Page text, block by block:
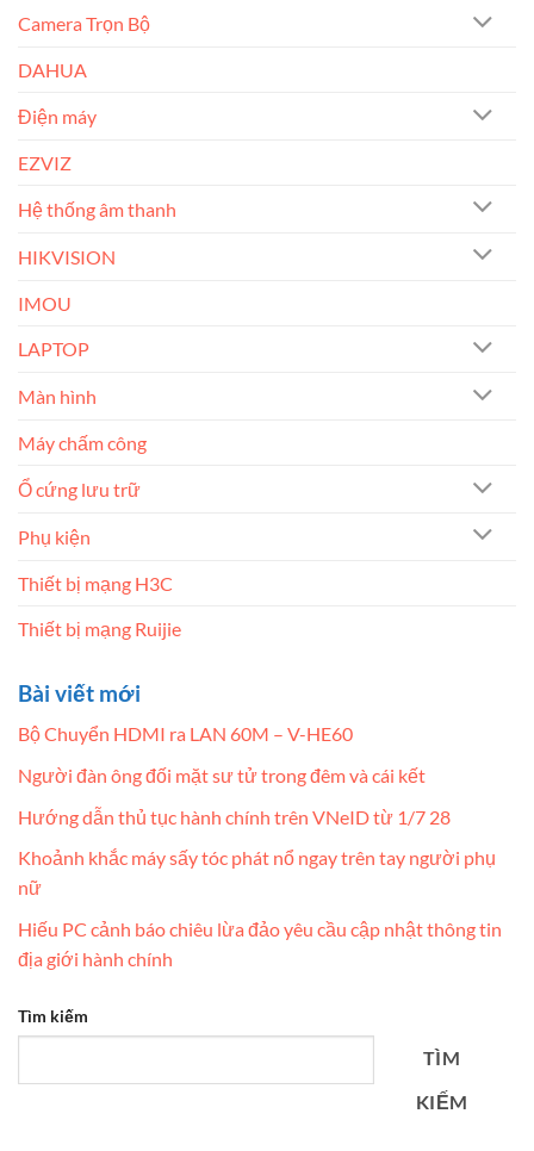
Camera Trọn Bộ
DAHUA
Điện máy
EZVIZ
Hệ thống âm thanh
HIKVISION
IMOU
LAPTOP
Màn hình
Máy chấm công
Ổ cứng lưu trữ
Phụ kiện
Thiết bị mạng H3C
Thiết bị mạng Ruijie
Bài viết mới
Bộ Chuyển HDMI ra LAN 60M – V-HE60
Người đàn ông đối mặt sư tử trong đêm và cái kết
Hướng dẫn thủ tục hành chính trên VNeID từ 1/7 28
Khoảnh khắc máy sấy tóc phát nổ ngay trên tay người phụ
nữ
Hiếu PC cảnh báo chiêu lừa đảo yêu cầu cập nhật thông tin
địa giới hành chính
Tìm kiếm
TÌM
KIẾM